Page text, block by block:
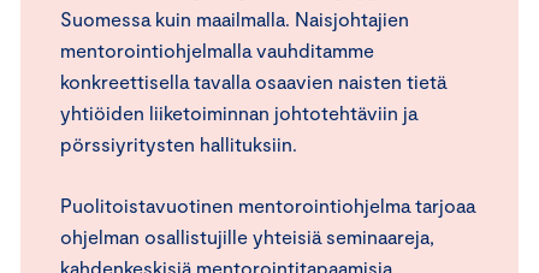
Suomessa kuin maailmalla. Naisjohtajien
mentorointiohjelmalla vauhditamme
konkreettisella tavalla osaavien naisten tietä
yhtiöiden liiketoiminnan johtotehtäviin ja
pörssiyritysten hallituksiin.
Puolitoistavuotinen mentorointiohjelma tarjoaa
ohjelman osallistujille yhteisiä seminaareja,
kahdenkeskisiä mentorointitapaamisia,